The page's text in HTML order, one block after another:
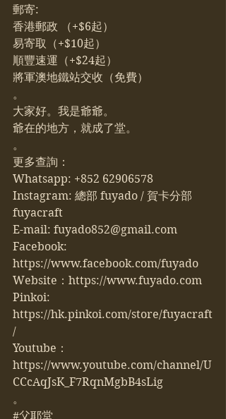
郵寄:
香港郵政 （+$6起）
易寄取（+$10起）
順豐速運（+$24起）
將軍澳地鐵站交收（免費）
。
大家好。我是爺爺。
爺在的地方，就成了堂。
。
更多查詢：
Whatsapp: +852 62906578
Instagram: 總部 fuyado / 賀卡分部
fuyacraft
E-mail: fuyado852@gmail.com
Facebook:
https://www.facebook.com/fuyado
Website： https://www.fuyado.com
Pinkoi:
https://hk.pinkoi.com/store/fuyacraft
/
Youtube：
https://www.youtube.com/channel/U
CCcAqJsK_F7RqnMgbB4sLig
。
#父耶堂